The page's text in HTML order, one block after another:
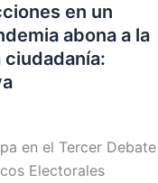
en un
abona a la
en el Tercer Debate
Electorales